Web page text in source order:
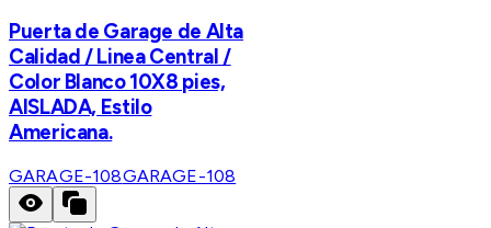
Puerta de Garage de Alta
Calidad / Linea Central /
Color Blanco 10X8 pies,
AISLADA, Estilo
Americana.
GARAGE-108GARAGE-108